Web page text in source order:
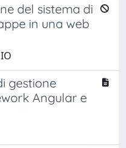
del sistema di
in una web
gestione
Angular e